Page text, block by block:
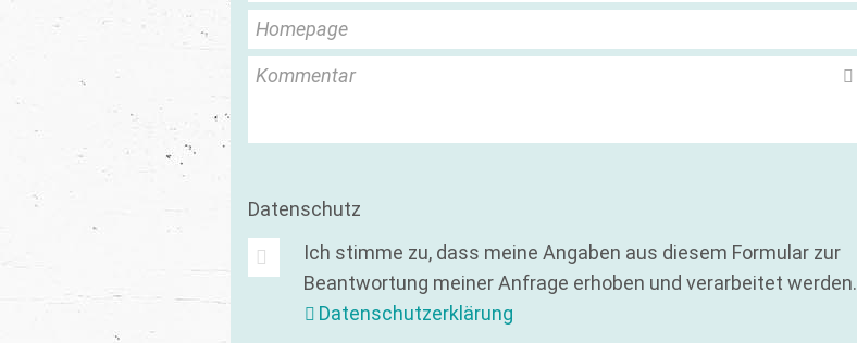
Homepage
Kommentar
Datenschutz
Ich stimme zu, dass meine Angaben aus diesem Formular zur
Beantwortung meiner Anfrage erhoben und verarbeitet werden.
Datenschutzerklärung